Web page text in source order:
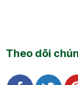
Theo dõi